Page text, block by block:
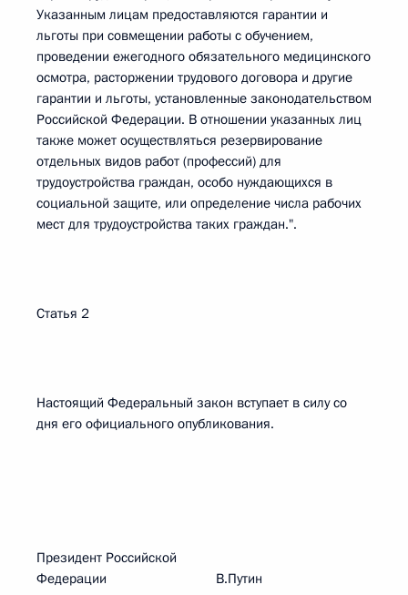
Указанным лицам предоставляются гарантии и
льготы при совмещении работы с обучением,
проведении ежегодного обязательного медицинского
осмотра, расторжении трудового договора и другие
гарантии и льготы, установленные законодательством
Российской Федерации. В отношении указанных лиц
также может осуществляться резервирование
отдельных видов работ (профессий) для
трудоустройства граждан, особо нуждающихся в
социальной защите, или определение числа рабочих
мест для трудоустройства таких граждан.".
Статья 2
Настоящий Федеральный закон вступает в силу со
дня его официального опубликования.
Президент Российской
Федерации В.Путин